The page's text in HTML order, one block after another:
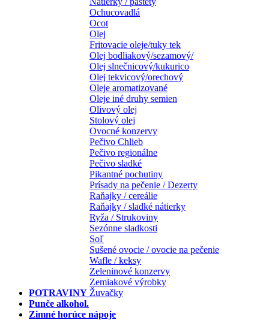
POTRAVINY
Ochucovadlá
Ocot
Olej
Fritovacie oleje/tuky tek
Olej bodliakový/sezamový/
Olej slnečnicový/kukurico
Olej tekvicový/orechový
Oleje aromatizované
Oleje iné druhy semien
Olivový olej
Stolový olej
Ovocné konzervy
Pečivo Chlieb
Pečivo regionálne
Pečivo sladké
Pikantné pochutiny
Prísady na pečenie / Dezerty
Raňajky / cereálie
Raňajky / sladké nátierky
Ryža / Strukoviny
Sezónne sladkosti
Soľ
Sušené ovocie / ovocie na pečenie
Wafle / keksy
Zeleninové konzervy
Zemiakové výrobky
Žuvačky
Punče alkohol.
Zimné horúce nápoje